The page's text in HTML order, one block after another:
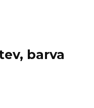
barva